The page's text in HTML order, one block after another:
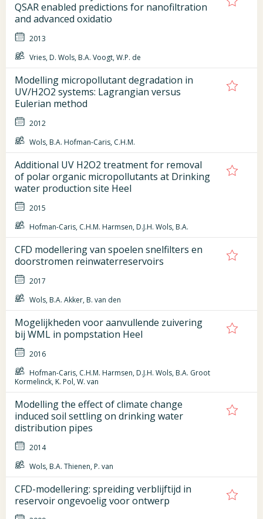
QSAR enabled predictions for nanofiltration
and advanced oxidatio
2013
Vries, D. Wols, B.A. Voogt, W.P. de
Modelling micropollutant degradation in
UV/H2O2 systems: Lagrangian versus
Eulerian method
2012
Wols, B.A. Hofman-Caris, C.H.M.
Additional UV H2O2 treatment for removal
of polar organic micropollutants at Drinking
water production site Heel
2015
Hofman-Caris, C.H.M. Harmsen, D.J.H. Wols, B.A.
CFD modellering van spoelen snelfilters en
doorstromen reinwaterreservoirs
2017
Wols, B.A. Akker, B. van den
Mogelijkheden voor aanvullende zuivering
bij WML in pompstation Heel
2016
Hofman-Caris, C.H.M. Harmsen, D.J.H. Wols, B.A. Groot
Kormelinck, K. Pol, W. van
Modelling the effect of climate change
induced soil settling on drinking water
distribution pipes
2014
Wols, B.A. Thienen, P. van
CFD-modellering: spreiding verblijftijd in
reservoir ongevoelig voor ontwerp